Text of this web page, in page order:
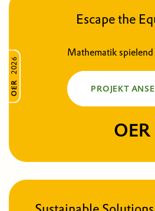
OER
2026
Escape the
Mathematik spielend
PROJEKT
OER